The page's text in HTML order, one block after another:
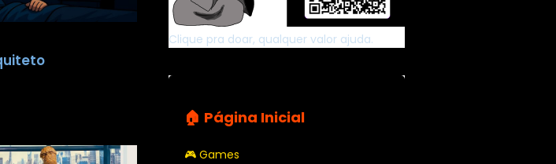
Clique pra doar, qualquer valor ajuda.
🏠 Página Inicial
🎮 Games